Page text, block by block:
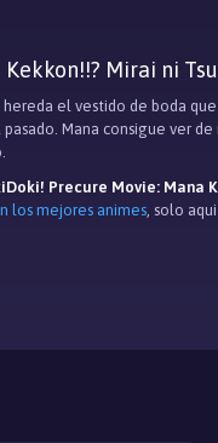
Mirai ni
el vestido de boda
Mana consigue ver
Precure Movie: Mana
los mejores animes, solo